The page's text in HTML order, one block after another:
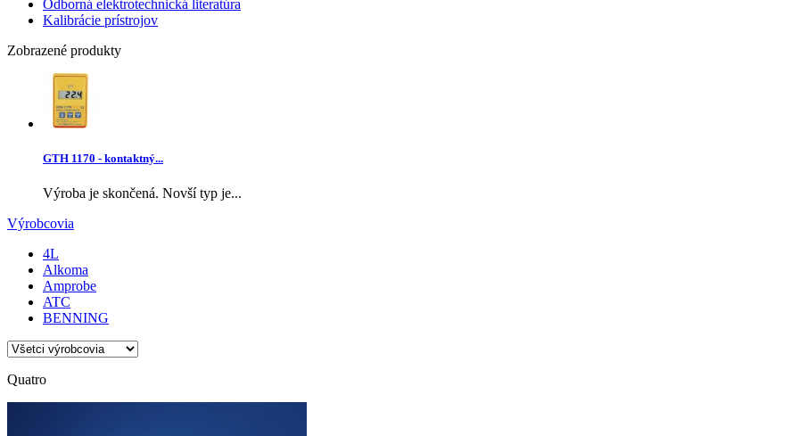
Odborná elektrotechnická literatúra
Kalibrácie prístrojov
Zobrazené produkty
GTH 1170 - kontaktný...
Výroba je skončená. Novší typ je...
Výrobcovia
4L
Alkoma
Amprobe
ATC
BENNING
Quatro